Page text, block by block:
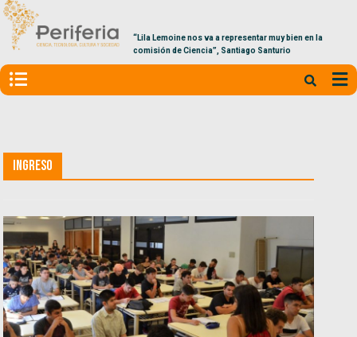
“Lila Lemoine nos va a representar muy bien en la
comisión de Ciencia”, Santiago Santurio
Ingreso